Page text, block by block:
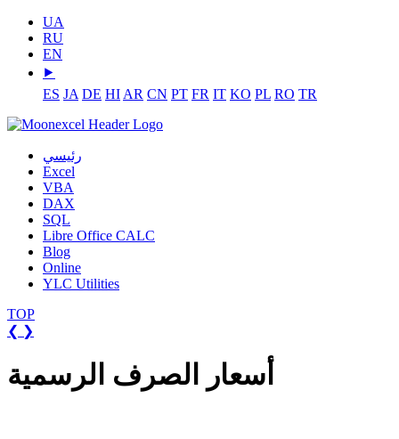
UA
RU
EN
⯈
ES JA DE HI AR CN PT FR IT KO PL RO TR
رئيسي
Excel
VBA
DAX
SQL
Libre Office CALC
Blog
Online
YLC Utilities
TOP
❮ ❯
أسعار الصرف الرسمية